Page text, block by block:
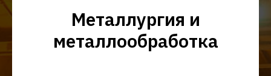
Металлургия и
металлообработка